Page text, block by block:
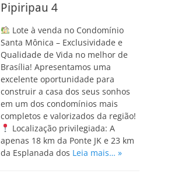
Pipiripau 4
Lote à venda no Condomínio
Santa Mônica – Exclusividade e
Qualidade de Vida no melhor de
Brasília! Apresentamos uma
excelente oportunidade para
construir a casa dos seus sonhos
em um dos condomínios mais
completos e valorizados da região!
Localização privilegiada: A
apenas 18 km da Ponte JK e 23 km
da Esplanada dos Leia mais… »